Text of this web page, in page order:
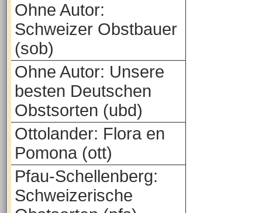
Ohne Autor:
Schweizer Obstbauer
(sob)
Ohne Autor: Unsere
besten Deutschen
Obstsorten (ubd)
Ottolander: Flora en
Pomona (ott)
Pfau-Schellenberg:
Schweizerische